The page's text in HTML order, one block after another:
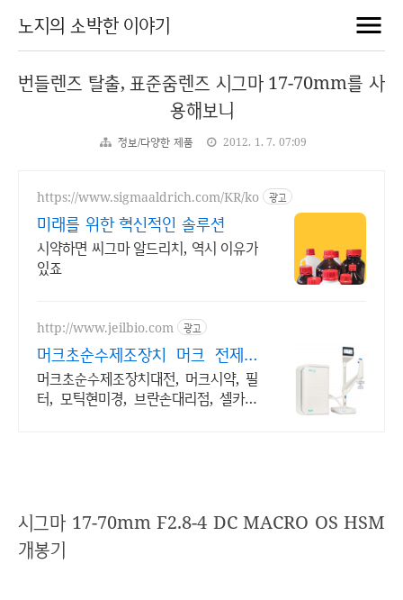
노지의 소박한 이야기
번들렌즈 탈출, 표준줌렌즈 시그마 17-70mm를 사
용해보니
정보/다양한 제품 2012. 1. 7. 07:09
https://www.sigmaaldrich.com/KR/ko 광고
미래를 위한 혁신적인 솔루션
시약하면 씨그마 알드리치, 역시 이유가
있죠
http://www.jeilbio.com 광고
머크초순수제조장치 머크 전제품
이벤트중
머크초순수제조장치대전, 머크시약, 필
터, 모틱현미경, 브란손대리점, 셀카운
시그마 17-70mm F2.8-4 DC MACRO OS HSM
개봉기